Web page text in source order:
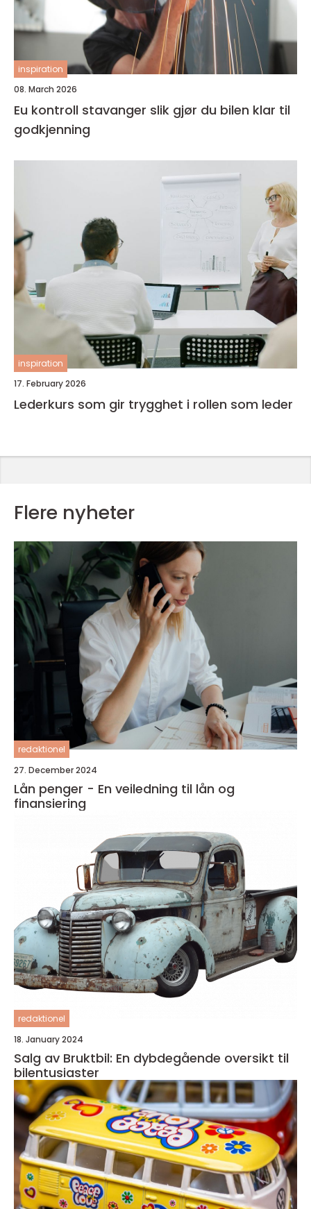
inspiration
08. March 2026
Eu kontroll stavanger slik gjør du bilen klar til
godkjenning
inspiration
17. February 2026
Lederkurs som gir trygghet i rollen som leder
Flere nyheter
redaktionel
27. December 2024
Lån penger - En veiledning til lån og
finansiering
redaktionel
18. January 2024
Salg av Bruktbil: En dybdegående oversikt til
bilentusiaster